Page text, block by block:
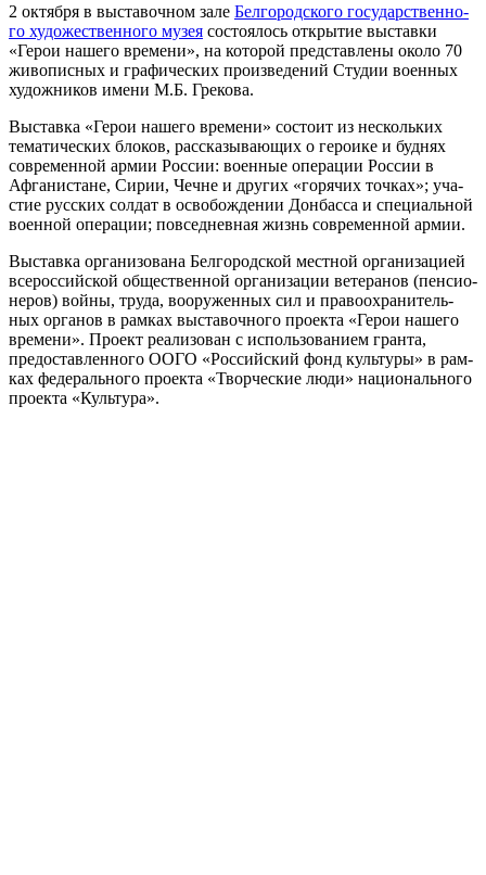
2 октяб­ря в выста­воч­ном зале Белгородского госу­дар­ствен­но­
го худо­же­ствен­но­го музея состо­я­лось откры­тие выстав­ки
«Герои наше­го вре­ме­ни», на кото­рой пред­став­ле­ны око­ло 70
живо­пис­ных и гра­фи­че­ских про­из­ве­де­ний Студии воен­ных
худож­ни­ков име­ни М.Б. Грекова.
Выставка «Герои наше­го вре­ме­ни» состо­ит из несколь­ких
тема­ти­че­ских бло­ков, рас­ска­зы­ва­ю­щих о геро­и­ке и буд­нях
совре­мен­ной армии России: воен­ные опе­ра­ции России в
Афганистане, Сирии, Чечне и дру­гих «горя­чих точ­ках»; уча­
стие рус­ских сол­дат в осво­бож­де­нии Донбасса и спе­ци­аль­ной
воен­ной опе­ра­ции; повсе­днев­ная жизнь совре­мен­ной армии.
Выставка орга­ни­зо­ва­на Белгородской мест­ной орга­ни­за­ци­ей
все­рос­сий­ской обще­ствен­ной орга­ни­за­ции вете­ра­нов (пен­си­о­
не­ров) вой­ны, тру­да, воору­жен­ных сил и пра­во­охра­ни­тель­
ных орга­нов в рам­ках выста­воч­но­го про­ек­та «Герои наше­го
вре­ме­ни». Проект реа­ли­зо­ван с исполь­зо­ва­ни­ем гран­та,
предо­став­лен­но­го ООГО «Российский фонд куль­ту­ры» в рам­
ках феде­раль­но­го про­ек­та «Творческие люди» наци­о­наль­но­го
про­ек­та «Культура».